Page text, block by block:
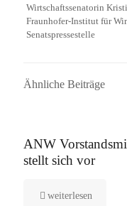
Wirtschaftssenatorin
Fraunhofer-Institut für
Senatspressestelle
Ähnliche Beiträge
ANW
stellt sich vor
weiterlesen